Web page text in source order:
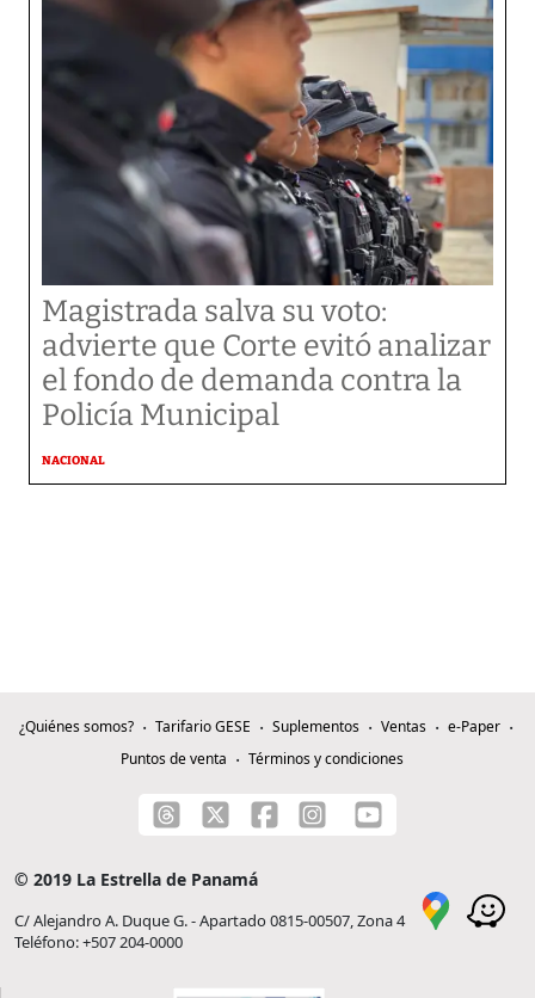
Magistrada salva su voto:
advierte que Corte evitó analizar
el fondo de demanda contra la
Policía Municipal
NACIONAL
¿Quiénes somos? Tarifario GESE Suplementos Ventas
e-Paper
Puntos de venta
Términos y condiciones
© 2019 La Estrella de Panamá
C/ Alejandro A. Duque G. - Apartado 0815-00507, Zona 4
Teléfono: +507 204-0000